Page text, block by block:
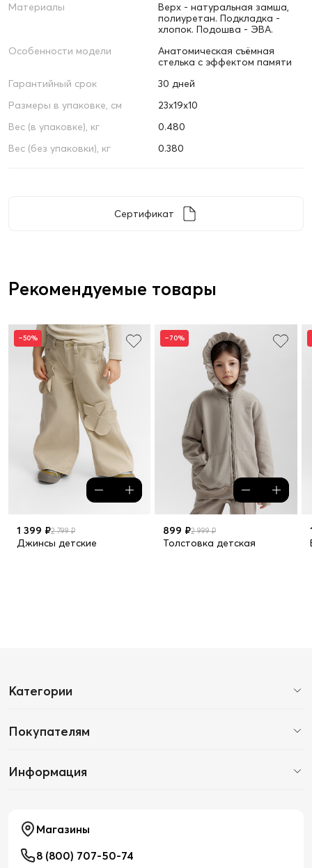
Материалы
Верх - натуральная замша,
полиуретан. Подкладка -
хлопок. Подошва - ЭВА.
Особенности модели
Анатомическая съёмная
стелька с эффектом памяти
Гарантийный срок
30 дней
Размеры в упаковке, см
23х19х10
Вес (в упаковке), кг
0.480
Вес (без упаковки), кг
0.380
Сертификат
Рекомендуемые товары
–50%
1 399 ₽2 799 ₽
Джинсы детские
–70%
899 ₽2 999 ₽
Толстовка детская
Категории
Покупателям
Информация
Магазины
8 (800) 707-50-74